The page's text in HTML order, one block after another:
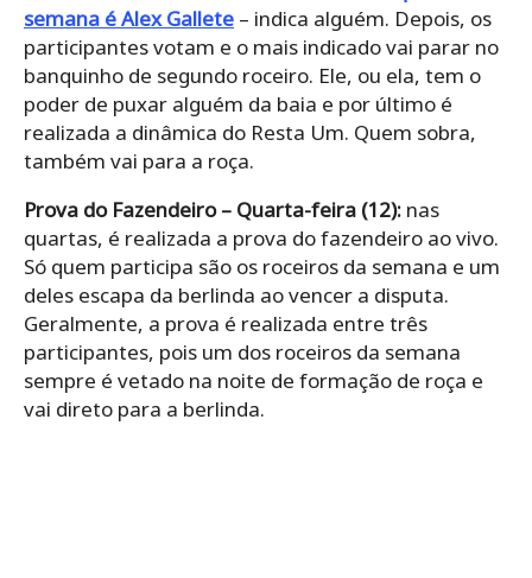
semana é Alex Gallete – indica alguém. Depois, os
participantes votam e o mais indicado vai parar no
banquinho de segundo roceiro. Ele, ou ela, tem o
poder de puxar alguém da baia e por último é
realizada a dinâmica do Resta Um. Quem sobra,
também vai para a roça.
Prova do Fazendeiro – Quarta-feira (12): nas
quartas, é realizada a prova do fazendeiro ao vivo.
Só quem participa são os roceiros da semana e um
deles escapa da berlinda ao vencer a disputa.
Geralmente, a prova é realizada entre três
participantes, pois um dos roceiros da semana
sempre é vetado na noite de formação de roça e
vai direto para a berlinda.